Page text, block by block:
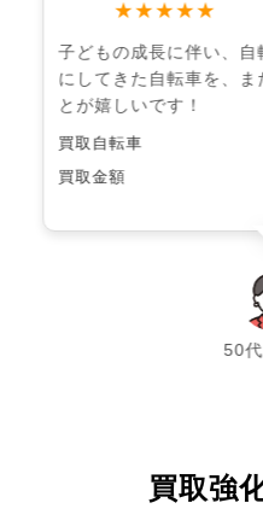
★★★★★
子どもの成長に伴い、
にしてきた自転車を、ま
とが嬉しいです！
買取自転車
買取金額
50
chevron_left
買取強